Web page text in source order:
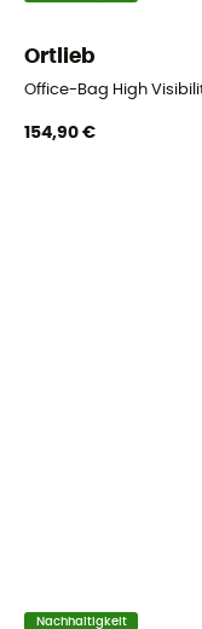
Ortlieb
Office-Bag High
154,90 €
Nachhaltigkeit